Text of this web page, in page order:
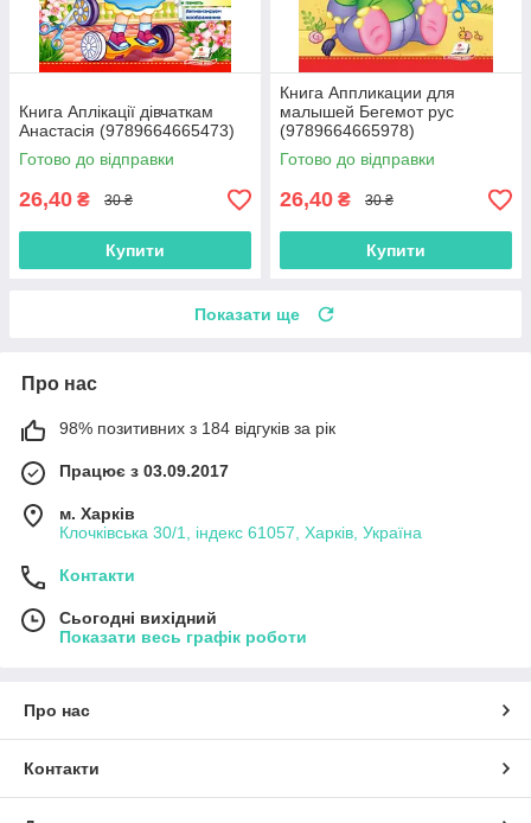
Книга Аплікації дівчаткам
Анастасія (9789664665473)
Готово до відправки
26,40 ₴ 30 ₴
Купити
Книга Аппликации для
малышей Бегемот рус
(9789664665978)
Готово до відправки
26,40 ₴ 30 ₴
Купити
Показати ще
Про нас
98% позитивних з 184 відгуків за рік
Працює з 03.09.2017
м. Харків
Клочківська 30/1, індекс 61057, Харків, Україна
Контакти
Сьогодні вихідний
Показати весь графік роботи
Про нас
Контакти